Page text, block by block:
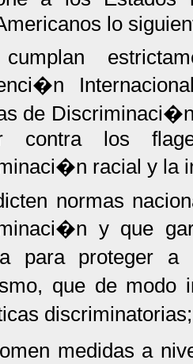
lo
de
contra los
racial y la
normas
y que
para proteger
que de modo
discriminatorias;
medidas a